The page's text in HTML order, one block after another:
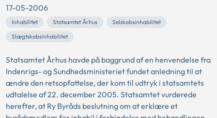
17-05-2006
Inhabilitet Statsamtet Århus
Selskabsinhabilitet
Slægtskabsinhabilitet
Statsamtet Århus havde på baggrund af en henvendelse fra
Indenrigs- og Sundhedsministeriet fundet anledning til at
ændre den retsopfattelse, der kom til udtryk i statsamtets
udtalelse af 22. december 2005. Statsamtet vurderede
herefter, at Ry Byråds beslutning om at erklære et